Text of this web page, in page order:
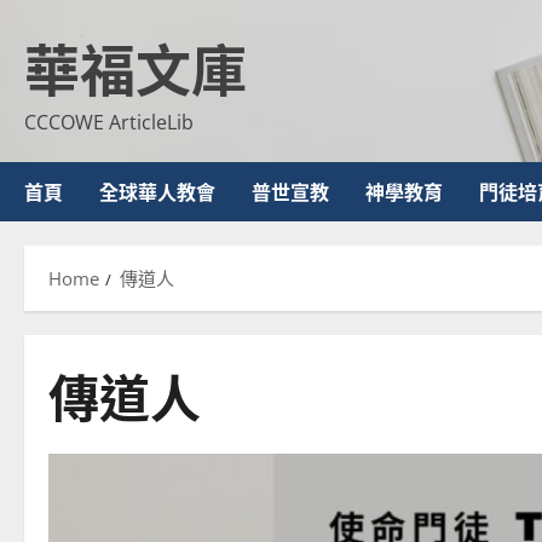
content
華福文庫
CCCOWE ArticleLib
首頁 全球華人教會 普世宣教 神學教育 門徒
Home 傳道人
傳道人